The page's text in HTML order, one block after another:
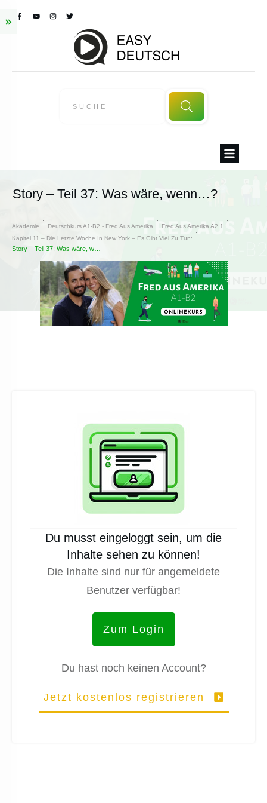
Story – Teil 37: Was wäre, wenn…?
Akademie Deutschkurs A1-B2 - Fred Aus Amerika
Fred Aus Amerika A2.1
Kapitel 11 – Die Letzte Woche In New York – Es Gibt Viel Zu Tun:
Du musst eingeloggt sein, um die
Inhalte sehen zu können!
Die Inhalte sind nur für angemeldete
Benutzer verfügbar!
Zum Login
Du hast noch keinen Account?
Jetzt kostenlos registrieren